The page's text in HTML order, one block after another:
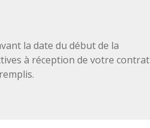
la date du début de la
à réception de votre contrat